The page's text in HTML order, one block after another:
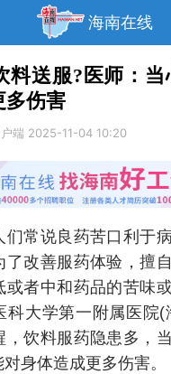
海南在线
热点
健康 房产
演出 活动
海南 周末去哪儿
企服
料送服?医师：
多伤害
端 2025-11-04 10:20
说良药苦口利于病
了改善服药体验，擅
或者中和药品的苦味
科大学第一附属医院(
，饮料服药隐患多，
身体造成更多伤害。